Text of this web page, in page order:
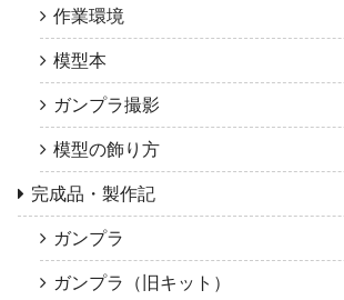
作業環境
模型本
ガンプラ撮影
模型の飾り方
完成品・製作記
ガンプラ
ガンプラ（旧キット）